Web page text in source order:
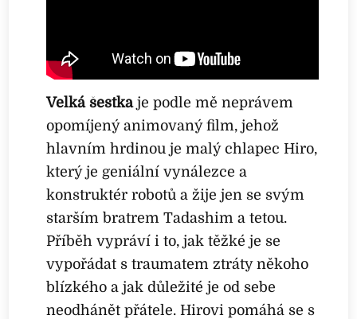
Velká šestkaje podle mě neprávem
opomíjený animovaný film, jehož
hlavním hrdinou je malý chlapec Hiro,
který je geniální vynálezce a
konstruktér robotů a žije jen se svým
starším bratrem Tadashim a tetou.
Příběh vypráví i to, jak těžké je se
vypořádat s traumatem ztráty někoho
blízkého a jak důležité je od sebe
neodhánět přátele. Hirovi pomáhá se s